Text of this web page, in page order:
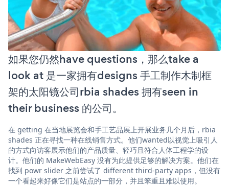
如果您仍然have questions，那么take a
look at 是一家拥有designs 手工制作木制框
架的太阳镜公司rbia shades 拥有seen in
their business 的公司。
在 getting 在当地展览会和手工艺品展上开展业务几个月后，rbia
shades 正在寻找一种在线销售方式。他们wanted以视觉上吸引人
的方式向访客展示他们的产品质量、轻巧且符合人体工程学的设
计。他们的 MakeWebEasy 没有为此提供足够的解决方案。他们在
找到 powr slider 之前尝试了 different third-party apps，但没有
一个看起来好像它们是站点的一部分，并且笨重且难以使用。